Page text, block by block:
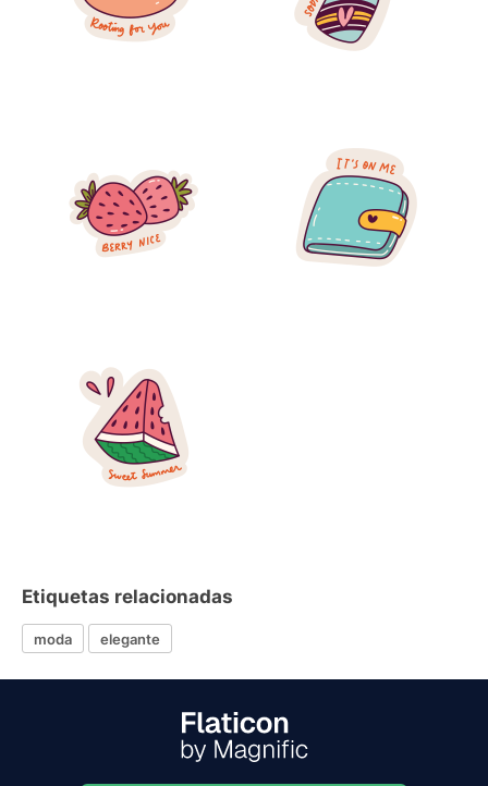
Etiquetas relacionadas
moda elegante